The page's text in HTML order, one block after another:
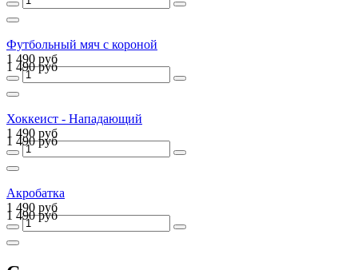
Футбольный мяч с короной
1 490 руб
1 490 руб
Хоккеист - Нападающий
1 490 руб
1 490 руб
Акробатка
1 490 руб
1 490 руб